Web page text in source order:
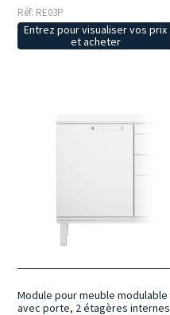
Réf: RE03P
Entrez pour visualiser vos prix
et acheter
Module pour meuble modulable
avec porte, 2 étagères internes